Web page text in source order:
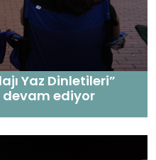
Yaz Dinletileri”
ediyor